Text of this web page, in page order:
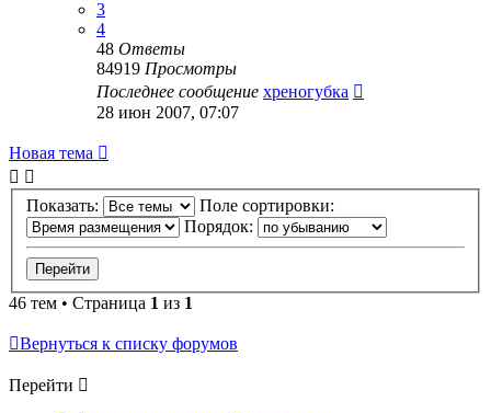
3
4
48 Ответы
84919 Просмотры
Последнее сообщение хреногубка
28 июн 2007, 07:07
Новая тема
Показать:
Поле сортировки:
Порядок:
46 тем • Страница 1 из 1
Вернуться к списку форумов
Перейти